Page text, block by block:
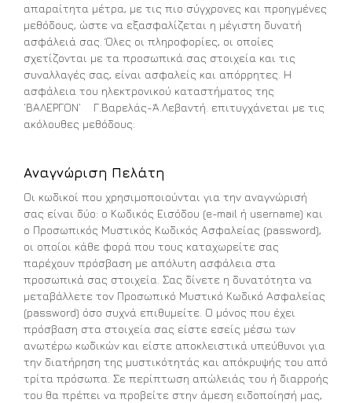
απαραίτητα μέτρα, με τις πιο σύγχρονες και προηγμένες
μεθόδους, ώστε να εξασφαλίζεται η μέγιστη δυνατή
ασφάλειά σας. Όλες οι πληροφορίες, οι οποίες
σχετίζονται με τα προσωπικά σας στοιχεία και τις
συναλλαγές σας, είναι ασφαλείς και απόρρητες. Η
ασφάλεια του ηλεκτρονικού καταστήματος της
‘ΒΑΛΕΡΓΟΝ’ Γ.Βαρελάς-Ά.Λεβαντή. επιτυγχάνεται με τις
ακόλουθες μεθόδους:
Αναγνώριση Πελάτη
Οι κωδικοί που χρησιμοποιούνται για την αναγνώρισή
σας είναι δύο: ο Κωδικός Εισόδου (e-mail ή username) και
ο Προσωπικός Μυστικός Κωδικός Ασφαλείας (password),
οι οποίοι κάθε φορά που τους καταχωρείτε σας
παρέχουν πρόσβαση με απόλυτη ασφάλεια στα
προσωπικά σας στοιχεία. Σας δίνετε η δυνατότητα να
μεταβάλλετε τον Προσωπικό Μυστικό Κωδικό Ασφαλείας
(password) όσο συχνά επιθυμείτε. Ο μόνος που έχει
πρόσβαση στα στοιχεία σας είστε εσείς μέσω των
ανωτέρω κωδικών και είστε αποκλειστικά υπεύθυνοι για
την διατήρηση της μυστικότητάς και απόκρυψής του από
τρίτα πρόσωπα. Σε περίπτωση απώλειάς του ή διαρροής
του θα πρέπει να προβείτε στην άμεση ειδοποίησή μας,